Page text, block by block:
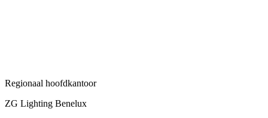
Regionaal hoofdkantoor
ZG Lighting Benelux